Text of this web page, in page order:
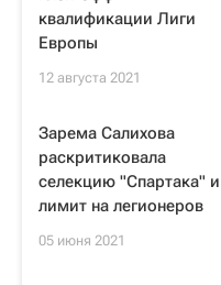
квалификации Лиги
Европы
12 августа 2021
Зарема Салихова
раскритиковала
селекцию "Спартака" и
лимит на легионеров
05 июня 2021